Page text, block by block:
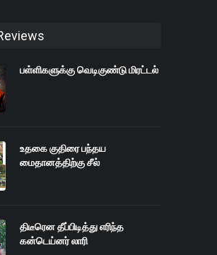
பள்ளிகளுக்கு வெடிகுண்டு மிரட்டல்
உதகை குதிரை பந்தய
மைதானத்திற்கு சீல்
திடீரென தீப்பிடித்து எரிந்த
கன்டெய்னர் லாரி